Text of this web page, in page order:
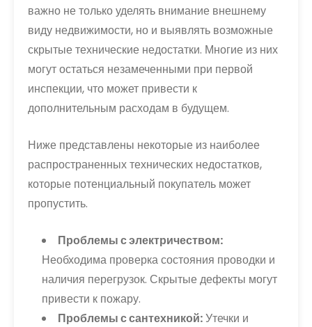
важно не только уделять внимание внешнему
виду недвижимости, но и выявлять возможные
скрытые технические недостатки. Многие из них
могут остаться незамеченными при первой
инспекции, что может привести к
дополнительным расходам в будущем.
Ниже представлены некоторые из наиболее
распространенных технических недостатков,
которые потенциальный покупатель может
пропустить.
Проблемы с электричеством:
Необходима проверка состояния проводки и
наличия перегрузок. Скрытые дефекты могут
привести к пожару.
Проблемы с сантехникой:Утечки и